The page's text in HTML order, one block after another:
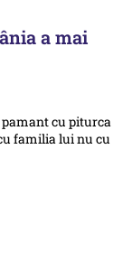
a mai